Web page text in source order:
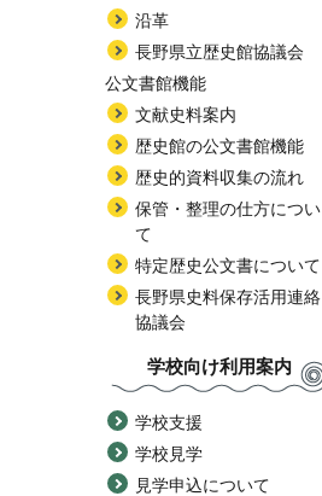
沿革
長野県立歴史館協議会
公文書館機能
文献史料案内
歴史館の公文書館機能
歴史的資料収集の流れ
保管・整理の仕方につい
て
特定歴史公文書について
長野県史料保存活用連絡
協議会
学校向け利用案内
学校支援
学校見学
見学申込について